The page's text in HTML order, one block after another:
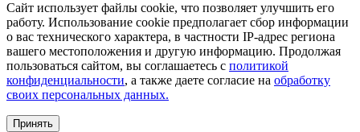
Сайт использует файлы cookie, что позволяет улучшить его
работу. Использование cookie предполагает сбор информации
о вас технического характера, в частности IP-адрес региона
вашего местоположения и другую информацию. Продолжая
пользоваться сайтом, вы соглашаетесь с политикой
конфиденциальности, а также даете согласие на обработку
своих персональных данных.
Принять